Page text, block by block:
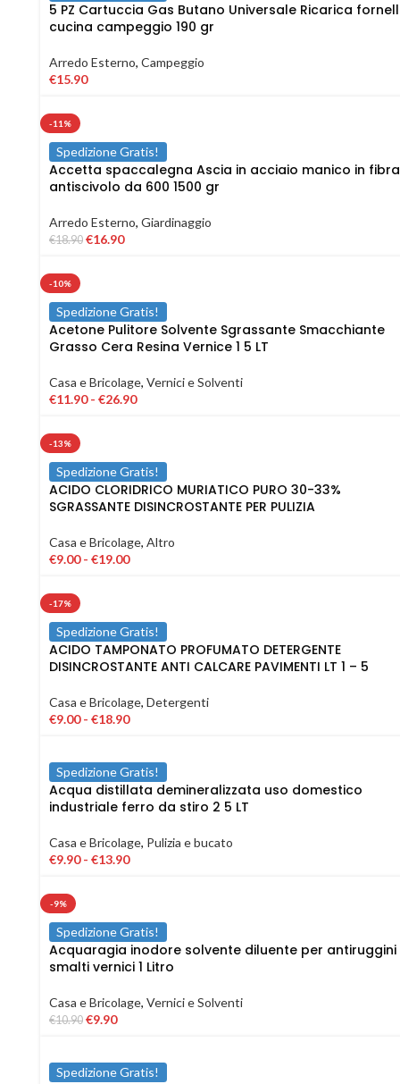
5 PZ Cartuccia Gas Butano Universale Ricarica
cucina campeggio 190 gr
Arredo Esterno, Campeggio
€15.90
-11%
Spedizione Gratis!
Accetta spaccalegna Ascia in acciaio manico in fibra
antiscivolo da 600 1500 gr
Arredo Esterno, Giardinaggio
€18.90 €16.90
-10%
Spedizione Gratis!
Acetone Pulitore Solvente Sgrassante Smacchiante
Grasso Cera Resina Vernice 1 5 LT
Casa e Bricolage, Vernici e Solventi
€11.90 - €26.90
-13%
Spedizione Gratis!
ACIDO CLORIDRICO MURIATICO PURO 30-33%
SGRASSANTE DISINCROSTANTE PER PULIZIA
Casa e Bricolage, Altro
€9.00 - €19.00
-17%
Spedizione Gratis!
ACIDO TAMPONATO PROFUMATO DETERGENTE
DISINCROSTANTE ANTI CALCARE PAVIMENTI LT 1 – 5
Casa e Bricolage, Detergenti
€9.00 - €18.90
Spedizione Gratis!
Acqua distillata demineralizzata uso domestico
industriale ferro da stiro 2 5 LT
Casa e Bricolage, Pulizia e bucato
€9.90 - €13.90
-9%
Spedizione Gratis!
Acquaragia inodore solvente diluente per antiruggini
smalti vernici 1 Litro
Casa e Bricolage, Vernici e Solventi
€10.90 €9.90
Spedizione Gratis!